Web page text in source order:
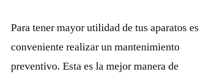
Para tener mayor utilidad de tus aparatos es
conveniente realizar un mantenimiento
preventivo. Esta es la mejor manera de